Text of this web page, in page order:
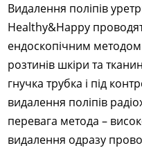
Видалення поліпів
Healthy&Happy
ендоскопічним
розтинів шкіри та
гнучка трубка і під
видалення поліпів
перевага метода –
видалення одразу